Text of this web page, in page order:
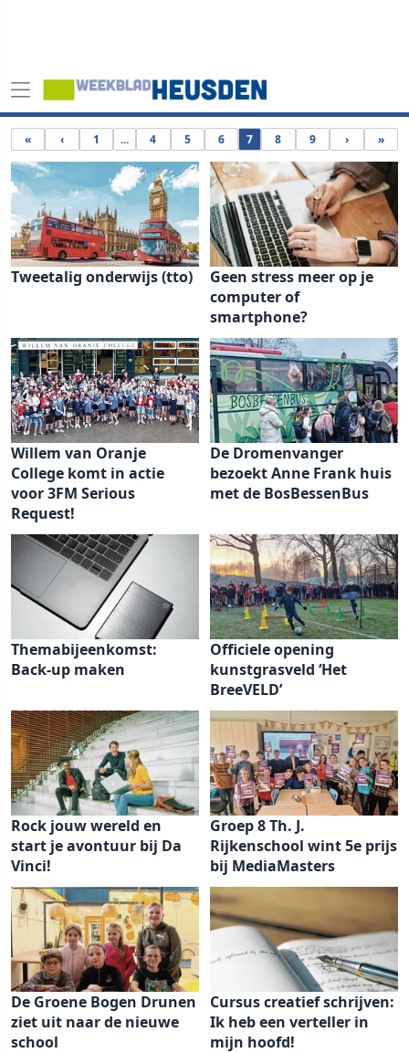
« ‹ 1 ... 4 5 6 7 8 9 › »
Tweetalig onderwijs (tto)
Geen stress meer op je
computer of
smartphone?
Willem van Oranje
College komt in actie
voor 3FM Serious
Request!
De Dromenvanger
bezoekt Anne Frank huis
met de BosBessenBus
Themabijeenkomst:
Back-up maken
Officiele opening
kunstgrasveld ‘Het
BreeVELD’
Rock jouw wereld en
start je avontuur bij Da
Vinci!
Groep 8 Th. J.
Rijkenschool wint 5e prijs
bij MediaMasters
De Groene Bogen Drunen
ziet uit naar de nieuwe
school
Cursus creatief schrijven:
Ik heb een verteller in
mijn hoofd!